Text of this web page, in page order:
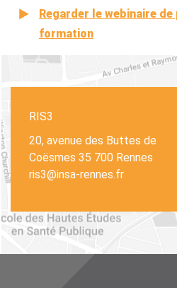
Regarder le webinaire
formation
RIS3
20, avenue des Buttes de
Coësmes 35 700 Rennes
ris3@insa-rennes.fr